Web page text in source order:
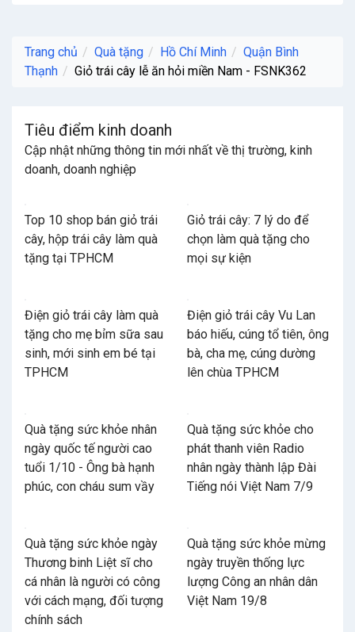
Trang chủ Quà tặng Hồ Chí Minh
Quận Bình
Thạnh
Giỏ trái cây lễ ăn hỏi miền Nam - FSNK362
Tiêu điểm kinh doanh
Cập nhật những thông tin mới nhất về thị trường, kinh
doanh, doanh nghiệp
Top 10 shop bán giỏ trái
cây, hộp trái cây làm quà
tặng tại TPHCM
Giỏ trái cây: 7 lý do để
chọn làm quà tặng cho
mọi sự kiện
Điện giỏ trái cây làm quà
tặng cho mẹ bỉm sữa sau
sinh, mới sinh em bé tại
TPHCM
Điện giỏ trái cây Vu Lan
báo hiếu, cúng tổ tiên, ông
bà, cha mẹ, cúng dường
lên chùa TPHCM
Quà tặng sức khỏe nhân
ngày quốc tế người cao
tuổi 1/10 - Ông bà hạnh
phúc, con cháu sum vầy
Quà tặng sức khỏe cho
phát thanh viên Radio
nhân ngày thành lập Đài
Tiếng nói Việt Nam 7/9
Quà tặng sức khỏe ngày
Thương binh Liệt sĩ cho
cá nhân là người có công
với cách mạng, đối tượng
chính sách
Quà tặng sức khỏe mừng
ngày truyền thống lực
lượng Công an nhân dân
Việt Nam 19/8